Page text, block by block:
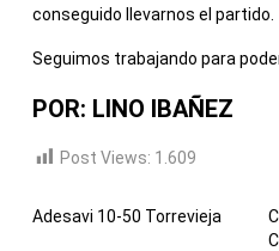
conseguido llevarnos el partido.
Seguimos trabajando para
POR: LINO IBAÑEZ
Post Views: 1.609
Adesavi 10-50 Torrevieja